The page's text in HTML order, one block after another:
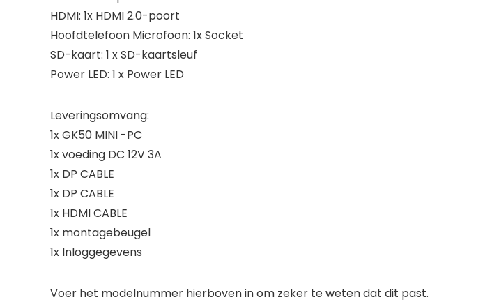
HDMI: 1x HDMI 2.0-poort
Hoofdtelefoon Microfoon: 1x Socket
SD-kaart: 1 x SD-kaartsleuf
Power LED: 1 x Power LED
Leveringsomvang:
1x GK50 MINI -PC
1x voeding DC 12V 3A
1x DP CABLE
1x DP CABLE
1x HDMI CABLE
1x montagebeugel
1x Inloggegevens
Voer het modelnummer hierboven in om zeker te weten dat dit past.